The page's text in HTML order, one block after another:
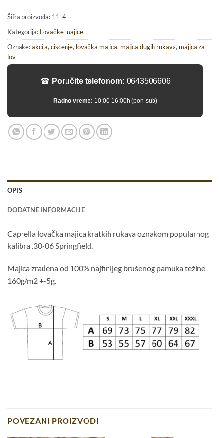
Šifra proizvoda: 11-4
Kategorija: Lovačke majice
Oznake:akcija,ciscenje, lovačka majica, majica dugih rukava, majica za
lov
☎ Poručite telefonom: 0643506606
Radno vreme: 10:00-16:00h (pon-sub)
OPIS
DODATNE INFORMACIJE
Caprella lovačka majica kratkih rukava oznakom popularnog
kalibra .30-06 Springfield.
Majica zrađena od 100% najfinijeg brušenog pamuka težine
160g/m2 +-5g.
POVEZANI PROIZVODI